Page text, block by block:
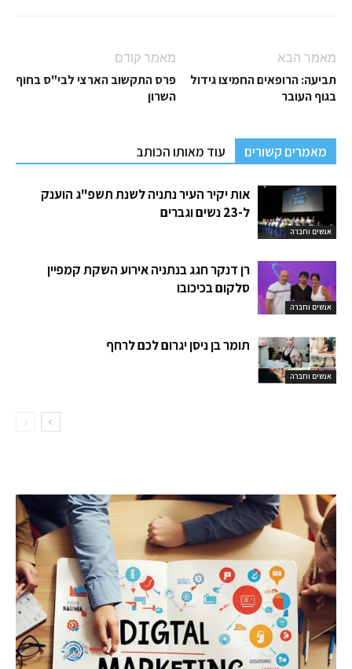
מאמר קודם
פרס התקשוב הארצי לבי"ס בחוף
השרון
מאמר הבא
תביעה: הרופאים החמיצו גידול
בגוף העובר
מאמרים קשורים עוד מאותו הכותב
אנשים וחברה
אות יקיר העיר נתניה לשנת תשפ"ג הוענק
ל-23 נשים וגברים
אנשים וחברה
רן דנקר חגג בנתניה אירוע השקת קמפיין
סלקום בכיכובו
אנשים וחברה
תומר בן ניסן יגרום לכם לרחף